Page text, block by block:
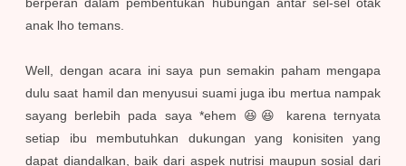
berperan dalam pembentukan hubungan antar sel-sel otak
anak lho temans.
Well, dengan acara ini saya pun semakin paham mengapa
dulu saat hamil dan menyusui suami juga ibu mertua nampak
sayang berlebih pada saya *ehem 😆😆 karena ternyata
setiap ibu membutuhkan dukungan yang konisiten yang
dapat diandalkan, baik dari aspek nutrisi maupun sosial dari